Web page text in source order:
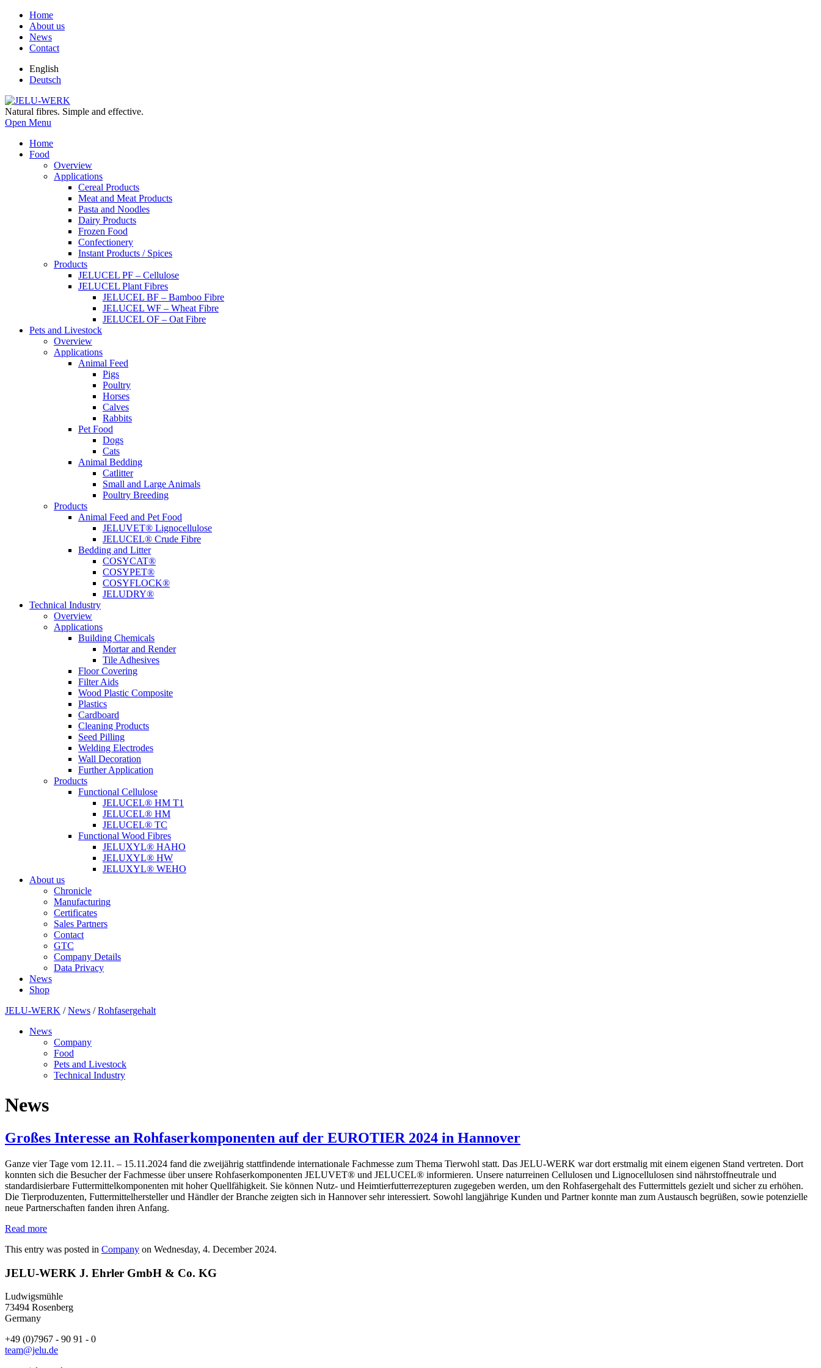
Home
About us
News
Contact
English
Deutsch
Natural fibres. Simple and effective.
Open Menu
Home
Food
Overview
Applications
Cereal Products
Meat and Meat Products
Pasta and Noodles
Dairy Products
Frozen Food
Confectionery
Instant Products / Spices
Products
JELUCEL PF – Cellulose
JELUCEL Plant Fibres
JELUCEL BF – Bamboo Fibre
JELUCEL WF – Wheat Fibre
JELUCEL OF – Oat Fibre
Pets and Livestock
Overview
Applications
Animal Feed
Pigs
Poultry
Horses
Calves
Rabbits
Pet Food
Dogs
Cats
Animal Bedding
Catlitter
Small and Large Animals
Poultry Breeding
Products
Animal Feed and Pet Food
JELUVET® Lignocellulose
JELUCEL® Crude Fibre
Bedding and Litter
COSYCAT®
COSYPET®
COSYFLOCK®
JELUDRY®
Technical Industry
Overview
Applications
Building Chemicals
Mortar and Render
Tile Adhesives
Floor Covering
Filter Aids
Wood Plastic Composite
Plastics
Cardboard
Cleaning Products
Seed Pilling
Welding Electrodes
Wall Decoration
Further Application
Products
Functional Cellulose
JELUCEL® HM T1
JELUCEL® HM
JELUCEL® TC
Functional Wood Fibres
JELUXYL® HAHO
JELUXYL® HW
JELUXYL® WEHO
About us
Chronicle
Manufacturing
Certificates
Sales Partners
Contact
GTC
Company Details
Data Privacy
News
Shop
JELU-WERK /News /Rohfasergehalt
News
Company
Food
Pets and Livestock
Technical Industry
News
Großes Interesse an Rohfaserkomponenten auf der EUROTIER 2024 in Hannover
Ganze vier Tage vom 12.11. – 15.11.2024 fand die zweijährig stattfindende internationale Fachmesse zum Thema Tierwohl statt. Das JELU-WERK war dort erstmalig mit einem eigenen Stand vertreten. Dort
konnten sich die Besucher der Fachmesse über unsere Rohfaserkomponenten JELUVET® und JELUCEL® informieren. Unsere naturreinen Cellulosen und Lignocellulosen sind nährstoffneutrale und
standardisierbare Futtermittelkomponenten mit hoher Quellfähigkeit. Sie können Nutz- und Heimtierfutterrezepturen zugegeben werden, um den Rohfasergehalt des Futtermittels gezielt und sicher zu erhöhen.
Die Tierproduzenten, Futtermittelhersteller und Händler der Branche zeigten sich in Hannover sehr interessiert. Sowohl langjährige Kunden und Partner konnte man zum Austausch begrüßen, sowie potenzielle
neue Partnerschaften fanden ihren Anfang.
Read more
This entry was posted in Company on Wednesday, 4. December 2024.
JELU-WERK J. Ehrler GmbH & Co. KG
Ludwigsmühle
73494 Rosenberg
Germany
+49 (0)7967 - 90 91 - 0
team@jelu.de